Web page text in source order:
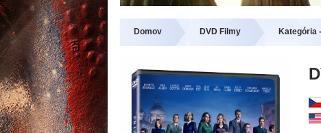
Domov DVD Filmy Kategória